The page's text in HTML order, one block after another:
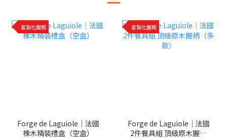
客製化服務
Forge de Laguiole｜法國
橡木精裝禮盒（空盒）
客製化服務
Forge de Laguiole｜法國
2件餐具組 頂級原木握柄